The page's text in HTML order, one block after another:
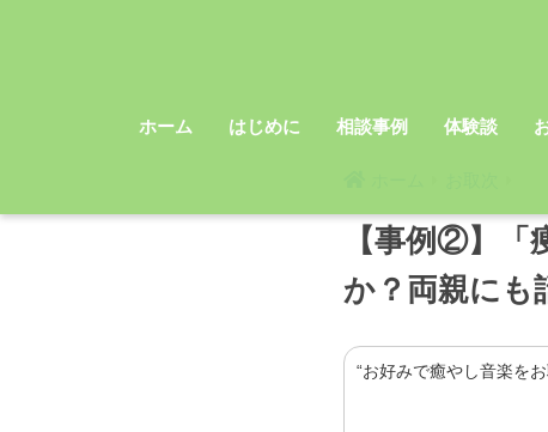
ホーム はじめに 相談事例 体験談
【事例②】「
か？両親にも
“お好みで癒やし音楽を